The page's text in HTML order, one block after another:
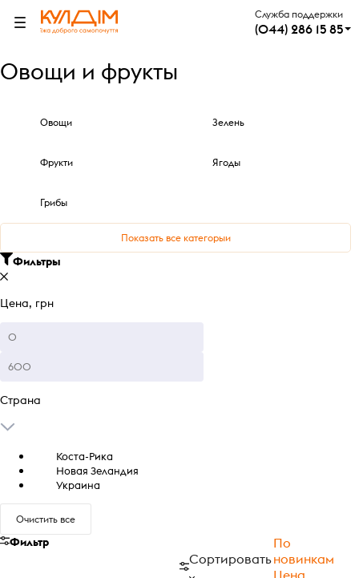
Служба поддержки
(044) 286 15 85
Овощи и фрукты
Овощи Зелень
Фрукти Ягоды
Грибы
Показать все категорыи
Фильтры
Цена, грн
Страна
Коста-Рика
Новая Зеландия
Украина
Очистить все
Фильтр
Сортировать
По
новинкам
Цена